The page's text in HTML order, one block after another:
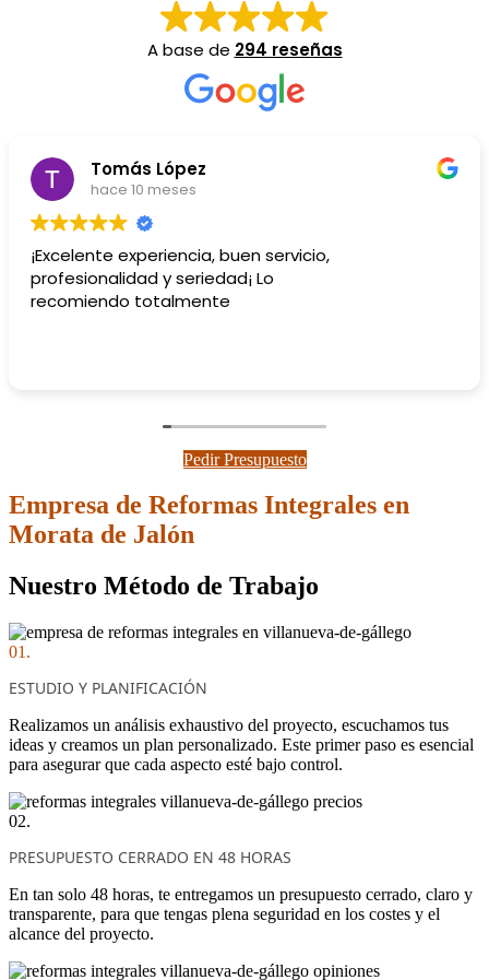
A base de 294 reseñas
Tomás López
hace 10 meses
¡Excelente experiencia, buen servicio,
profesionalidad y seriedad¡ Lo
recomiendo totalmente
Pedir Presupuesto
Empresa de Reformas Integrales en
Morata de Jalón
Nuestro Método de Trabajo
01.
ESTUDIO Y PLANIFICACIÓN
Realizamos un análisis exhaustivo del proyecto, escuchamos tus
ideas y creamos un plan personalizado. Este primer paso es esencial
para asegurar que cada aspecto esté bajo control.
02.
PRESUPUESTO CERRADO EN 48 HORAS
En tan solo 48 horas, te entregamos un presupuesto cerrado, claro y
transparente, para que tengas plena seguridad en los costes y el
alcance del proyecto.